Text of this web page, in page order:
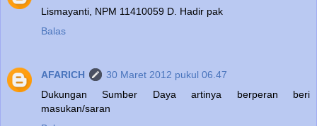
Lismayanti, NPM 11410059 D. Hadir pak
Balas
AFARICH
30 Maret 2012 pukul 06.47
Dukungan Sumber Daya artinya berperan beri
masukan/saran